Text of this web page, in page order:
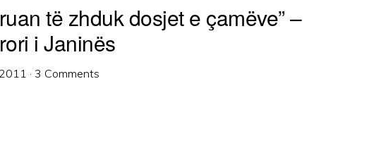
të zhduk dosjet e çamëve” –
i Janinës
· 3 Comments